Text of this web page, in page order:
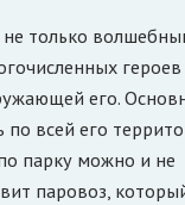
не только
героев
его.
всей его
парку можно и не
паровоз,